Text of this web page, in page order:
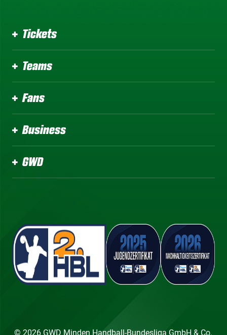
Tickets
Teams
Fans
Business
GWD
© 2026 GWD Minden Handball-Bundesliga GmbH & Co.